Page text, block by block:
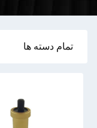
تمام دسته ها